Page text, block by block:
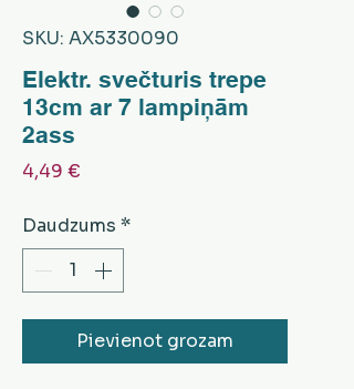
SKU: AX5330090
Elektr. svečturis trepe
13cm ar 7 lampiņām
2ass
4,49 €
Daudzums *
Pievienot grozam